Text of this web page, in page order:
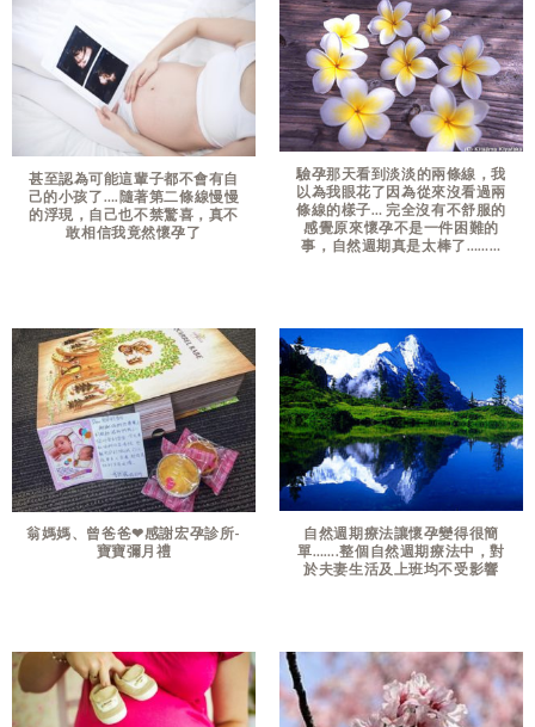
甚至認為可能這輩子都不會有自
己的小孩了….隨著第二條線慢慢
的浮現，自己也不禁驚喜，真不
敢相信我竟然懷孕了
驗孕那天看到淡淡的兩條線，我
以為我眼花了因為從來沒看過兩
條線的樣子… 完全沒有不舒服的
感覺原來懷孕不是一件困難的
事，自然週期真是太棒了………
翁媽媽、曾爸爸❤感謝宏孕診所-
寶寶彌月禮
自然週期療法讓懷孕變得很簡
單…….整個自然週期療法中，對
於夫妻生活及上班均不受影響